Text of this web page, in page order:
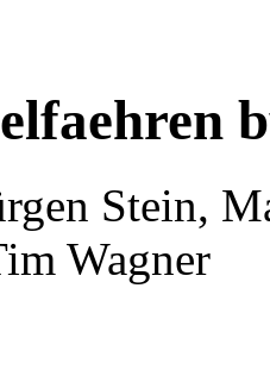
Stein,
Wagner